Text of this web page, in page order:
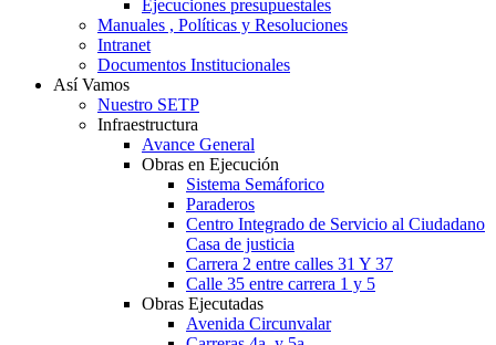
Ejecuciones presupuestales
Manuales , Políticas y Resoluciones
Intranet
Documentos Institucionales
Así Vamos
Nuestro SETP
Infraestructura
Avance General
Obras en Ejecución
Sistema Semáforico
Paraderos
Centro Integrado de Servicio al Ciudadano
Casa de justicia
Carrera 2 entre calles 31 Y 37
Calle 35 entre carrera 1 y 5
Obras Ejecutadas
Avenida Circunvalar